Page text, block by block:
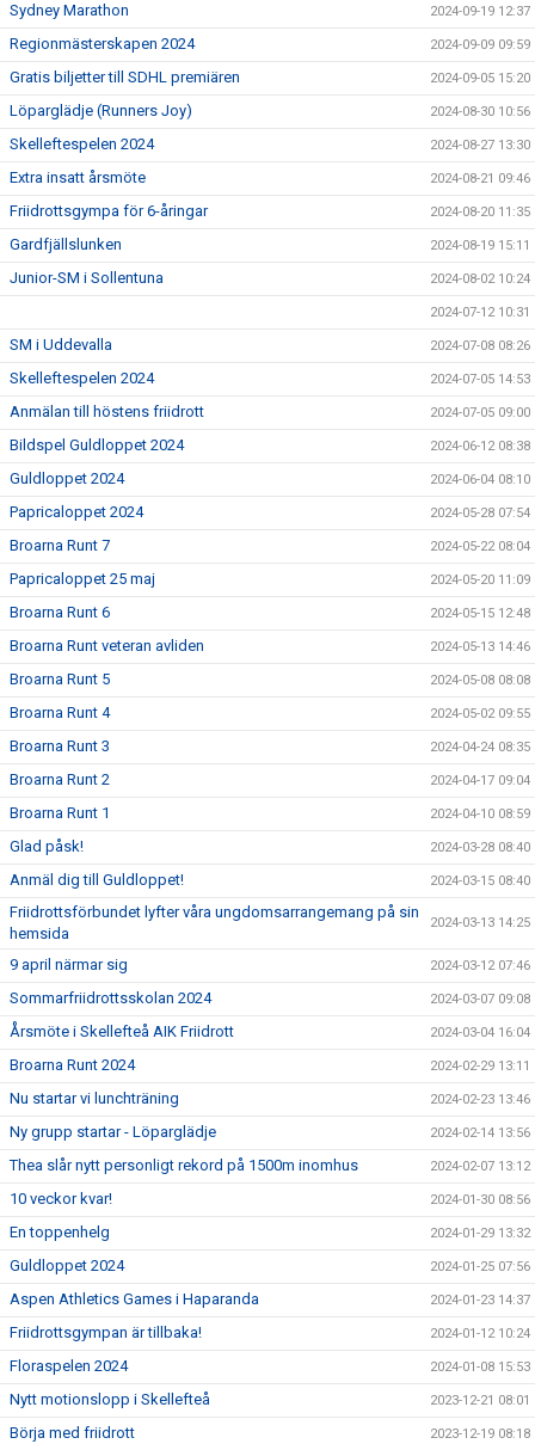
Sydney Marathon 2024-09-19 12:37
Regionmästerskapen 2024 2024-09-09 09:59
Gratis biljetter till SDHL premiären 2024-09-05 15:20
Löparglädje (Runners Joy) 2024-08-30 10:56
Skelleftespelen 2024 2024-08-27 13:30
Extra insatt årsmöte 2024-08-21 09:46
Friidrottsgympa för 6-åringar 2024-08-20 11:35
Gardfjällslunken 2024-08-19 15:11
Junior-SM i Sollentuna 2024-08-02 10:24
2024-07-12 10:31
SM i Uddevalla 2024-07-08 08:26
Skelleftespelen 2024 2024-07-05 14:53
Anmälan till höstens friidrott 2024-07-05 09:00
Bildspel Guldloppet 2024 2024-06-12 08:38
Guldloppet 2024 2024-06-04 08:10
Papricaloppet 2024 2024-05-28 07:54
Broarna Runt 7 2024-05-22 08:04
Papricaloppet 25 maj 2024-05-20 11:09
Broarna Runt 6 2024-05-15 12:48
Broarna Runt veteran avliden 2024-05-13 14:46
Broarna Runt 5 2024-05-08 08:08
Broarna Runt 4 2024-05-02 09:55
Broarna Runt 3 2024-04-24 08:35
Broarna Runt 2 2024-04-17 09:04
Broarna Runt 1 2024-04-10 08:59
Glad påsk! 2024-03-28 08:40
Anmäl dig till Guldloppet! 2024-03-15 08:40
Friidrottsförbundet lyfter våra ungdomsarrangemang på sin
hemsida
2024-03-13 14:25
9 april närmar sig 2024-03-12 07:46
Sommarfriidrottsskolan 2024 2024-03-07 09:08
Årsmöte i Skellefteå AIK Friidrott 2024-03-04 16:04
Broarna Runt 2024 2024-02-29 13:11
Nu startar vi lunchträning 2024-02-23 13:46
Ny grupp startar - Löparglädje 2024-02-14 13:56
Thea slår nytt personligt rekord på 1500m inomhus 2024-02-07 13:12
10 veckor kvar! 2024-01-30 08:56
En toppenhelg 2024-01-29 13:32
Guldloppet 2024 2024-01-25 07:56
Aspen Athletics Games i Haparanda 2024-01-23 14:37
Friidrottsgympan är tillbaka! 2024-01-12 10:24
Floraspelen 2024 2024-01-08 15:53
Nytt motionslopp i Skellefteå 2023-12-21 08:01
Börja med friidrott 2023-12-19 08:18